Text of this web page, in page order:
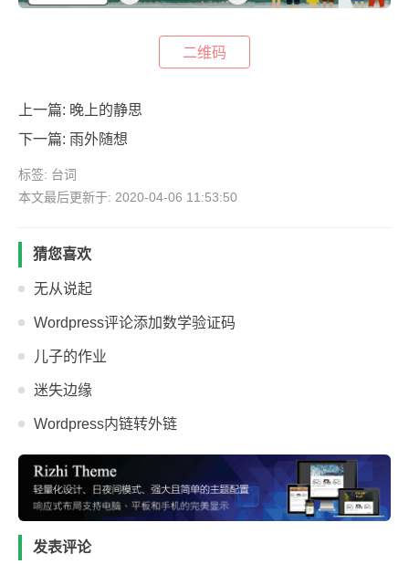
二维码
上一篇: 晚上的静思
下一篇: 雨外随想
标签: 台词
本文最后更新于: 2020-04-06 11:53:50
猜您喜欢
无从说起
Wordpress评论添加数学验证码
儿子的作业
迷失边缘
Wordpress内链转外链
发表评论